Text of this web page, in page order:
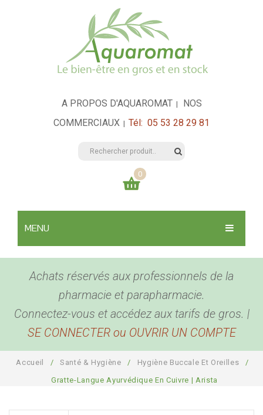
A PROPOS D'AQUAROMAT | NOS
COMMERCIAUX | Tél: 05 53 28 29 81
MENU
SANTÉ & HYGIÈNE
Hygiène buccale et oreilles
Biométrie
Piluliers
Produits de beauté
Coutellerie
Sport, détente et sommeil
BÉBÉ & MAMAN
Pour bébé
ACCESSOIRES
Santé
COMPTE PRO
0
Votre panier est vide
TOTAL: 0,00€
Achats réservés aux professionnels de la
pharmacie et parapharmacie.
Connectez-vous et accédez aux tarifs de gros. |
SE CONNECTER ou OUVRIR UN COMPTE
Accueil / Santé & Hygiène / Hygiène Buccale Et Oreilles
/
Gratte-Langue Ayurvédique En Cuivre | Arista